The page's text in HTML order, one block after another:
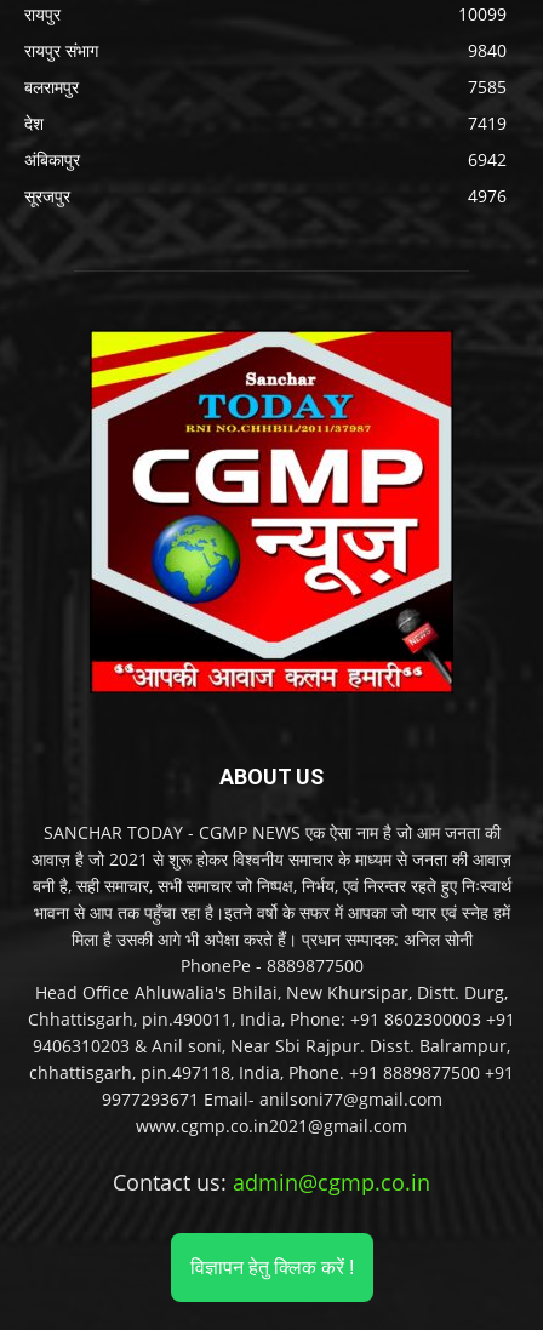
रायपुर
10099
रायपुर संभाग
9840
बलरामपुर
7585
देश
7419
अंबिकापुर
6942
सूरजपुर
4976
ABOUT US
SANCHAR TODAY - CGMP NEWS एक ऐसा नाम है जो आम जनता की
आवाज़ है जो 2021 से शुरू होकर विश्वनीय समाचार के माध्यम से जनता की आवाज़
बनी है, सही समाचार, सभी समाचार जो निष्पक्ष, निर्भय, एवं निरन्तर रहते हुए निःस्वार्थ
भावना से आप तक पहुँचा रहा है।इतने वर्षो के सफर में आपका जो प्यार एवं स्नेह हमें
मिला है उसकी आगे भी अपेक्षा करते हैं। प्रधान सम्पादक: अनिल सोनी
PhonePe - 8889877500
Head Office Ahluwalia's Bhilai, New Khursipar, Distt. Durg,
Chhattisgarh, pin.490011, India, Phone: +91 8602300003 +91
9406310203 & Anil soni, Near Sbi Rajpur. Disst. Balrampur,
chhattisgarh, pin.497118, India, Phone. +91 8889877500 +91
9977293671 Email- anilsoni77@gmail.com
www.cgmp.co.in2021@gmail.com
Contact us: admin@cgmp.co.in
विज्ञापन हेतु क्लिक करें !